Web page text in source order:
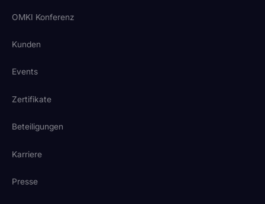
OMKI Konferenz
Kunden
Events
Zertifikate
Beteiligungen
Karriere
Presse